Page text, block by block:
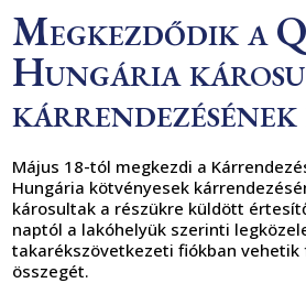
Megkezdődik a
Hungária
Május 18-tól megkezdi a
Hungária kötvényesek
károsultak a részükre küldött
naptól a lakóhelyük szerinti
takarékszövetkezeti fiókban vehetik
összegét.